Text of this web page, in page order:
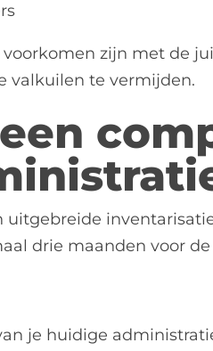
voorkomen zijn met de
valkuilen te vermijden.
drie maanden voor
je huidige